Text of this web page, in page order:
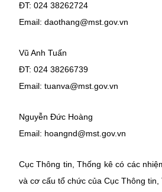
ĐT: 024 38262724
Email: daothang@mst.gov.vn
Vũ Anh Tuấn
ĐT: 024 38266739
Email: tuanva@mst.gov.vn
Nguyễn Đức Hoàng
Email: hoangnd@mst.gov.vn
Cục Thông tin, Thống kê có các
và cơ cấu tổ chức của Cục Thông tin,